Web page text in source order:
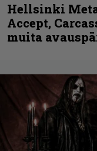
Hellsinki
Accept,
muita